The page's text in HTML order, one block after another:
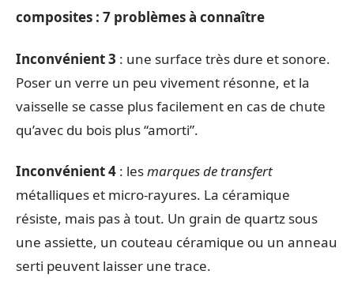
composites : 7 problèmes à connaître
Inconvénient 3 : une surface très dure et sonore.
Poser un verre un peu vivement résonne, et la
vaisselle se casse plus facilement en cas de chute
qu’avec du bois plus “amorti”.
Inconvénient 4 : lesmarques de transfert
métalliques et micro-rayures. La céramique
résiste, mais pas à tout. Un grain de quartz sous
une assiette, un couteau céramique ou un anneau
serti peuvent laisser une trace.